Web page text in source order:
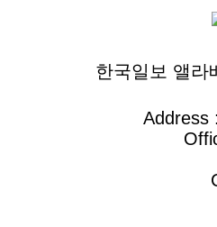
한국일보 앨라
Address